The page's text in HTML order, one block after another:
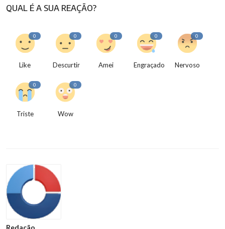
QUAL É A SUA REAÇÃO?
0
Like
0
Descurtir
0
Amei
0
Engraçado
0
Nervoso
0
Triste
0
Wow
Redação